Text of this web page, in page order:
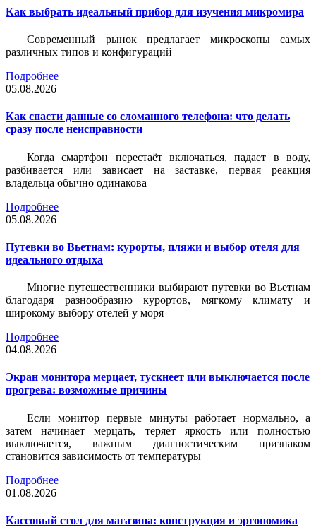
Как выбрать идеальный прибор для изучения микромира
Современный рынок предлагает микроскопы самых
различных типов и конфигураций
Подробнее
05.08.2026
Как спасти данные со сломанного телефона: что делать
сразу после неисправности
Когда смартфон перестаёт включаться, падает в воду,
разбивается или зависает на заставке, первая реакция
владельца обычно одинакова
Подробнее
05.08.2026
Путевки во Вьетнам: курорты, пляжи и выбор отеля для
идеального отдыха
Многие путешественники выбирают путевки во Вьетнам
благодаря разнообразию курортов, мягкому климату и
широкому выбору отелей у моря
Подробнее
04.08.2026
Экран монитора мерцает, тускнеет или выключается после
прогрева: возможные причины
Если монитор первые минуты работает нормально, а
затем начинает мерцать, теряет яркость или полностью
выключается, важным диагностическим признаком
становится зависимость от температуры
Подробнее
01.08.2026
Кассовый стол для магазина: конструкция и эргономика